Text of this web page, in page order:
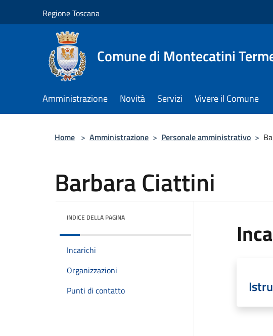
Regione Toscana
Comune di Montecatini
Amministrazione Novità Servizi Vivere il Comune
Home > Amministrazione > Personale amministrativo >
Barbara Ciattini
INDICE DELLA PAGINA
Incarichi
Organizzazioni
Punti di contatto